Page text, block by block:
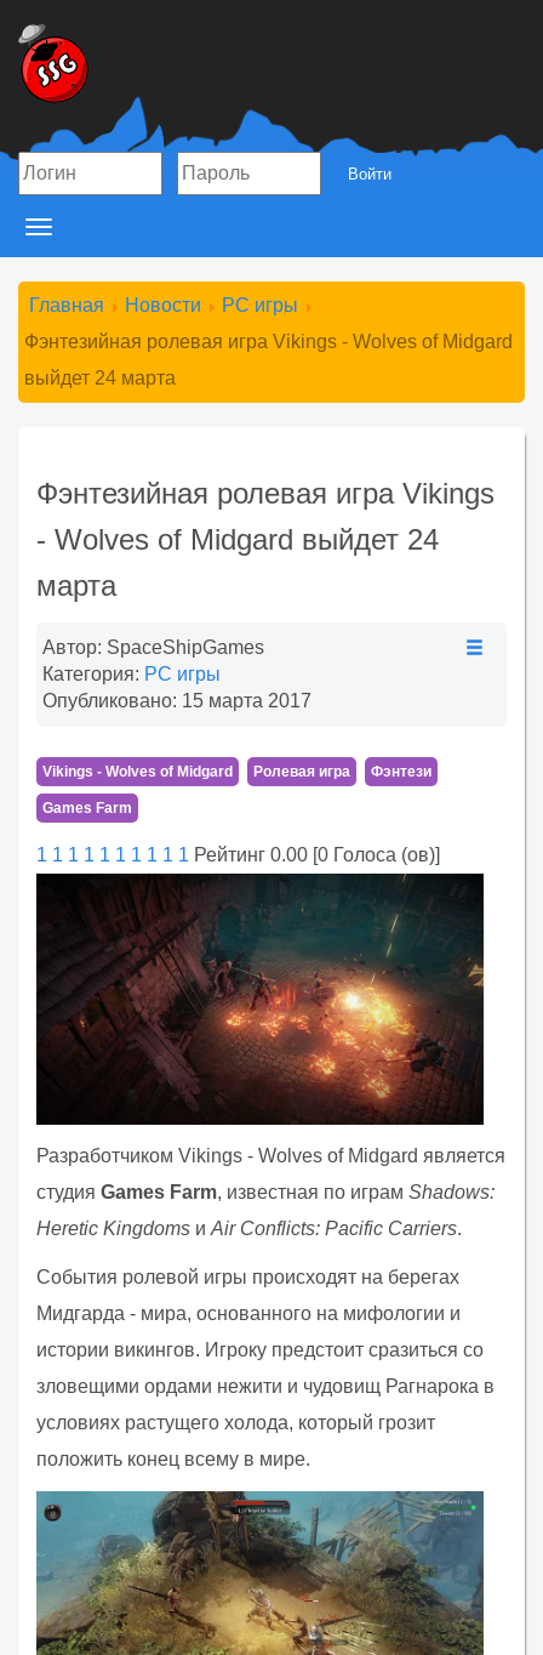
Войти
Toggle
navigation
Главная Новости
PC игры
Фэнтезийная ролевая игра Vikings - Wolves of Midgard
выйдет 24 марта
Фэнтезийная ролевая игра Vikings
- Wolves of Midgard выйдет 24
марта
Автор: SpaceShipGames
Категория: PC игры
Опубликовано: 15 марта 2017
Vikings - Wolves of Midgard Ролевая игра Фэнтези
Games Farm
1 1 1 1 1 1 1 1 1 1 Рейтинг 0.00 [0 Голоса (ов)]
Разработчиком Vikings - Wolves of Midgard является
студия Games Farm, известная по играм Shadows:
Heretic Kingdoms и Air Conflicts: Pacific Carriers.
События ролевой игры происходят на берегах
Мидгарда - мира, основанного на мифологии и
истории викингов. Игроку предстоит сразиться со
зловещими ордами нежити и чудовищ Рагнарока в
условиях растущего холода, который грозит
положить конец всему в мире.